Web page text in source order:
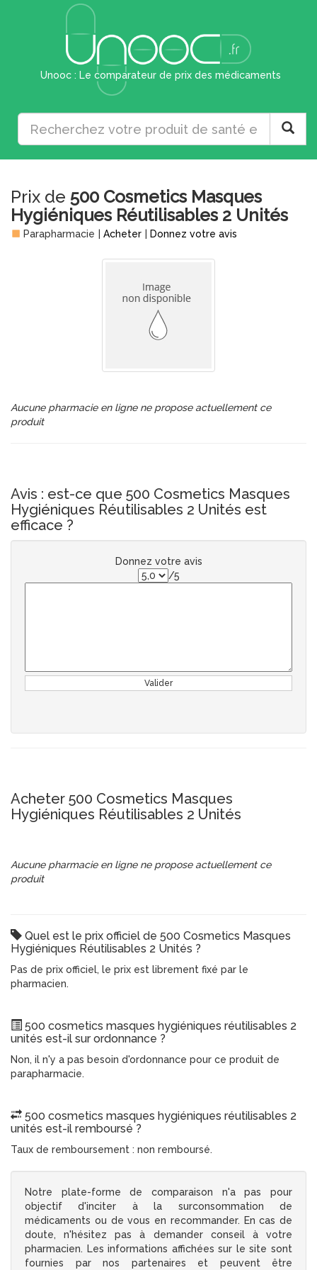
Unooc : Le comparateur de prix des médicaments
Prix de 500 Cosmetics Masques
Hygiéniques Réutilisables 2 Unités
Parapharmacie Acheter Donnez votre avis
Aucune pharmacie en ligne ne propose actuellement ce
produit
Avis : est-ce que 500 Cosmetics Masques
Hygiéniques Réutilisables 2 Unités est
efficace ?
Donnez votre avis
/5
Valider
Acheter 500 Cosmetics Masques
Hygiéniques Réutilisables 2 Unités
Aucune pharmacie en ligne ne propose actuellement ce
produit
Quel est le prix officiel de 500 Cosmetics Masques
Hygiéniques Réutilisables 2 Unités ?
Pas de prix officiel, le prix est librement fixé par le
pharmacien.
500 cosmetics masques hygiéniques réutilisables 2
unités est-il sur ordonnance ?
Non, il n'y a pas besoin d'ordonnance pour ce produit de
parapharmacie.
500 cosmetics masques hygiéniques réutilisables 2
unités est-il remboursé ?
Taux de remboursement : non remboursé.
Notre plate-forme de comparaison n'a pas pour
objectif d'inciter à la surconsommation de
médicaments ou de vous en recommander. En cas de
doute, n'hésitez pas à demander conseil à votre
pharmacien. Les informations affichées sur le site sont
fournies par nos partenaires et peuvent être